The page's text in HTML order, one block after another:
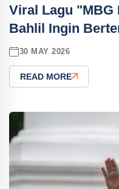
Viral Lagu "MBG
Bahlil Ingin
30 MAY 2026
READ MORE